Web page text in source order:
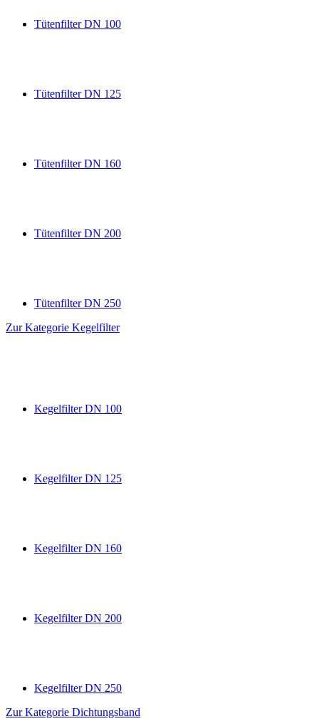
Tütenfilter DN 100
Tütenfilter DN 125
Tütenfilter DN 160
Tütenfilter DN 200
Tütenfilter DN 250
Zur Kategorie Kegelfilter
Kegelfilter DN 100
Kegelfilter DN 125
Kegelfilter DN 160
Kegelfilter DN 200
Kegelfilter DN 250
Zur Kategorie Dichtungsband